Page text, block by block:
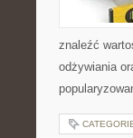
znaleźć
odżywiania